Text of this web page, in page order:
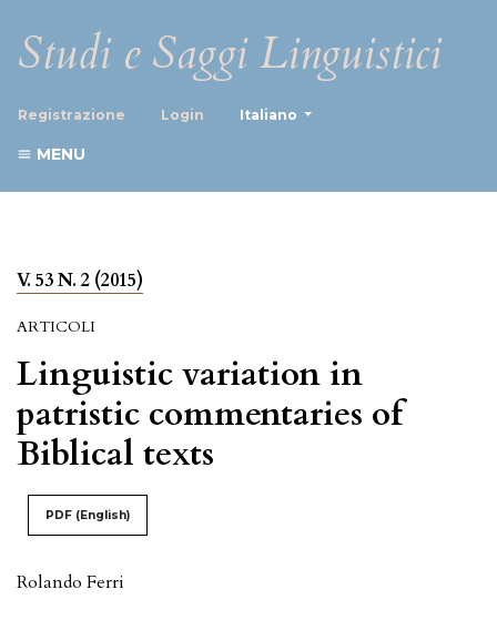
Studi e Saggi Linguistici
Registrazione Login Italiano
MENU
V. 53 N. 2 (2015)
ARTICOLI
Linguistic variation in
patristic commentaries of
Biblical texts
PDF (English)
Rolando Ferri